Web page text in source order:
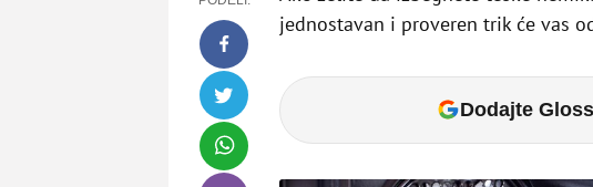
jednostavan i proveren trik će vas
Dodajte